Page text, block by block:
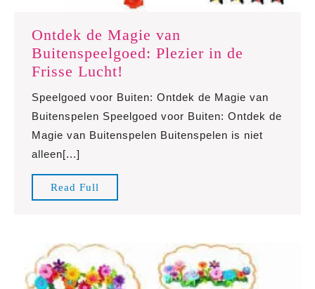
Ontdek de Magie van
Buitenspeelgoed: Plezier in de
Frisse Lucht!
de
Magie
van
Buitenspeelgoed:
Speelgoed voor Buiten: Ontdek de Magie van
Buitenspelen Speelgoed voor Buiten: Ontdek de
Magie van Buitenspelen Buitenspelen is niet
alleen[...]
Read Full
Full